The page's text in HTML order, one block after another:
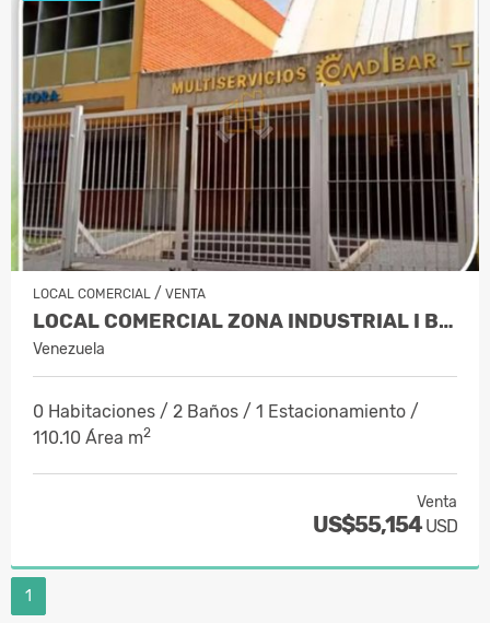
LOCAL COMERCIAL / VENTA
LOCAL COMERCIAL ZONA INDUSTRIAL I BAR…
Venezuela
0 Habitaciones / 2 Baños / 1 Estacionamiento /
110.10 Área m2
Venta
US$55,154USD
1